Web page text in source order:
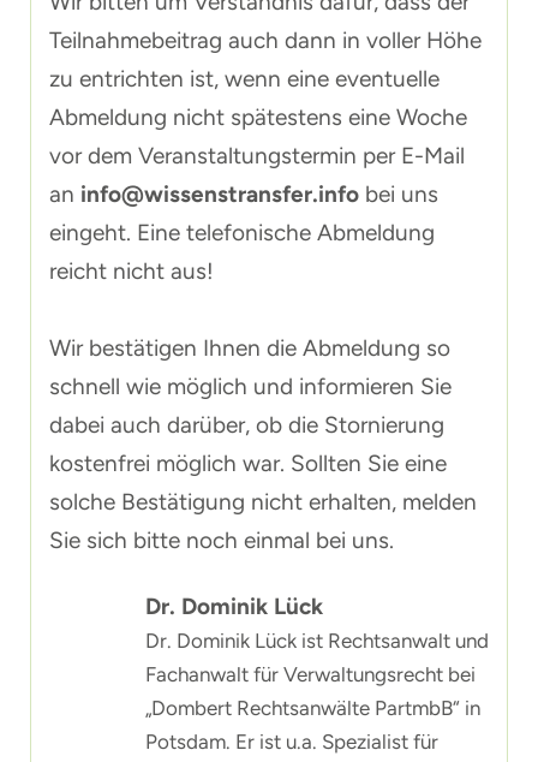
Teilnahmebeitrag auch dann in voller Höhe
zu entrichten ist, wenn eine eventuelle
Abmeldung nicht spätestens eine Woche
vor dem Veranstaltungstermin per E-Mail
an info@wissenstransfer.info bei uns
eingeht. Eine telefonische Abmeldung
reicht nicht aus!
Wir bestätigen Ihnen die Abmeldung so
schnell wie möglich und informieren Sie
dabei auch darüber, ob die Stornierung
kostenfrei möglich war. Sollten Sie eine
solche Bestätigung nicht erhalten, melden
Sie sich bitte noch einmal bei uns.
Dr. Dominik Lück
Dr. Dominik Lück ist Rechtsanwalt und
Fachanwalt für Verwaltungsrecht bei
„Dombert Rechtsanwälte PartmbB“ in
Potsdam. Er ist u.a. Spezialist für